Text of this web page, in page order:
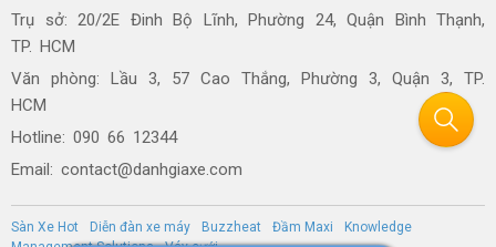
Trụ sở: 20/2E Đinh Bộ Lĩnh, Phường 24, Quận Bình Thạnh,
TP. HCM
Văn phòng: Lầu 3, 57 Cao Thắng, Phường 3, Quận 3, TP.
HCM
Hotline: 090 66 12344
Email: contact@danhgiaxe.com
Sàn Xe Hot Diễn đàn xe máy Buzzheat Đầm Maxi
Knowledge